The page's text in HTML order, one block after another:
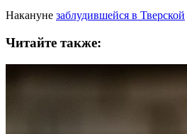
Накануне заблудившейся в Тверской
Читайте также: